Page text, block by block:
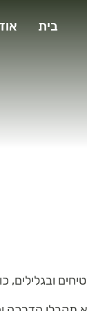
בית
ובגלילים,